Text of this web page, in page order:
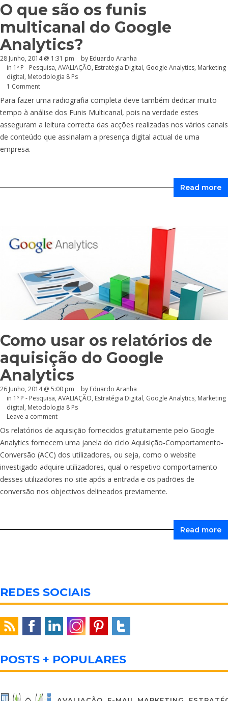
O que são os funis
multicanal do Google
Analytics?
28 Junho, 2014 @ 1:31 pm by Eduardo Aranha
in 1º P - Pesquisa, AVALIAÇÃO, Estratégia Digital, Google Analytics, Marketing
digital, Metodologia 8 Ps
1 Comment
Para fazer uma radiografia completa deve também dedicar muito
tempo à análise dos Funis Multicanal, pois na verdade estes
asseguram a leitura correcta das acções realizadas nos vários canais
de conteúdo que assinalam a presença digital actual de uma
empresa.
Read more
Como usar os relatórios de
aquisição do Google
Analytics
26 Junho, 2014 @ 5:00 pm by Eduardo Aranha
in 1º P - Pesquisa, AVALIAÇÃO, Estratégia Digital, Google Analytics, Marketing
digital, Metodologia 8 Ps
Leave a comment
Os relatórios de aquisição fornecidos gratuitamente pelo Google
Analytics fornecem uma janela do ciclo Aquisição-Comportamento-
Conversão (ACC) dos utilizadores, ou seja, como o website
investigado adquire utilizadores, qual o respetivo comportamento
desses utilizadores no site após a entrada e os padrões de
conversão nos objectivos delineados previamente.
Read more
REDES SOCIAIS
POSTS + POPULARES